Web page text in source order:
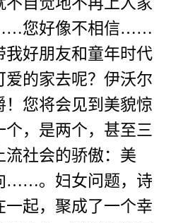
您好像不相信……
我好朋友和童年时代
的家去呢？伊沃尔
您将会见到美貌惊
个，是两个，甚至三
流社会的骄傲：美
……。妇女问题，诗
起，聚成了一个幸